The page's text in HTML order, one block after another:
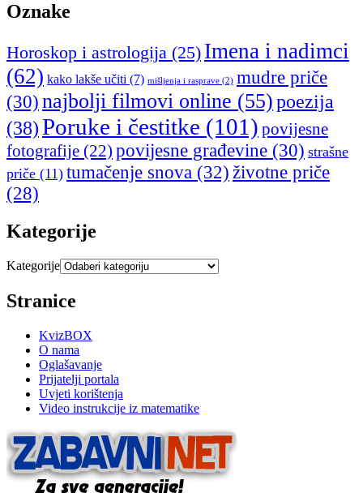
Oznake
Horoskop i astrologija (25) Imena i nadimci
(62) kako lakše učiti (7) mišljenja i rasprave (2) mudre priče
(30) najbolji filmovi online (55)poezija
(38)Poruke i čestitke (101) povijesne
fotografije (22) povijesne građevine (30) strašne
priče (11) tumačenje snova (32) životne priče
(28)
Kategorije
Kategorije
Stranice
KvizBOX
O nama
Oglašavanje
Prijatelji portala
Uvjeti korištenja
Video instrukcije iz matematike